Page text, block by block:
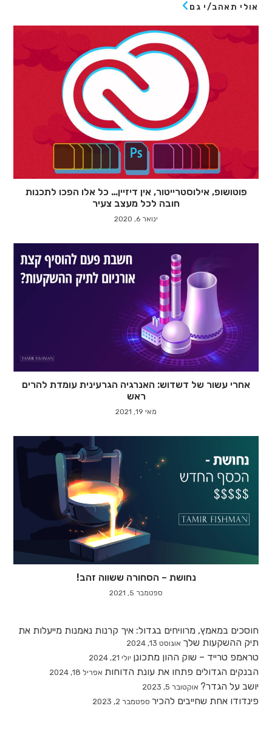
אולי תאהב/י גם
פוטושופ, אילוסטרייטור, אין דיזיין… כל אלו הפכו לתכנות
חובה לכל מעצב צעיר
ינואר 6, 2020
אחרי עשור של דשדוש: האנרגיה הגרעינית עומדת להרים
ראש
מאי 19, 2021
נחושת – הסחורה ששווה זהב!
ספטמבר 5, 2021
חוסכים במאמץ, מרוויחים בגדול: איך קרנות נאמנות מייעלות את
תיק ההשקעות שלך אוגוסט 13, 2024
טראמפ טרייד – שוק ההון מתכונן יולי 21, 2024
הבנקים הגדולים פתחו את עונת הדוחות אפריל 18, 2024
יושב על הגדר? אוקטובר 5, 2023
פינדודו אחת שחייבים להכיר ספטמבר 2, 2023